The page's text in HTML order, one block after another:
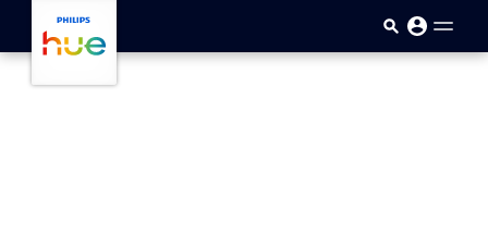
Saltar al contenido principal